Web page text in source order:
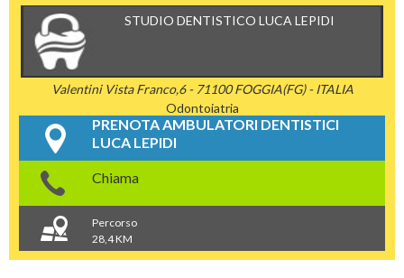
STUDIO DENTISTICO LUCA LEPIDI
Valentini Vista Franco,6 - 71100 FOGGIA(FG) - ITALIA
Odontoiatria
PRENOTA AMBULATORI DENTISTICI
LUCA LEPIDI
Chiama
Percorso
28,4 KM